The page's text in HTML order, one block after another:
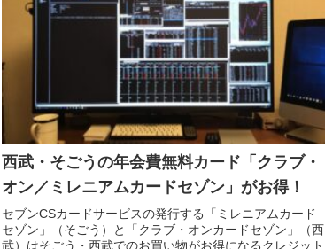
西武・そごうの年会費無料カード「クラブ・
オン／ミレニアムカードセゾン」がお得！
セブンCSカードサービスの発行する「ミレニアムカード
セゾン」（そごう）と「クラブ・オンカードセゾン」（西
武）はそごう・西武でのお買い物がお得になるクレジット